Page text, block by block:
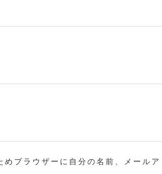
ブラウザーに自分の名前、メールア